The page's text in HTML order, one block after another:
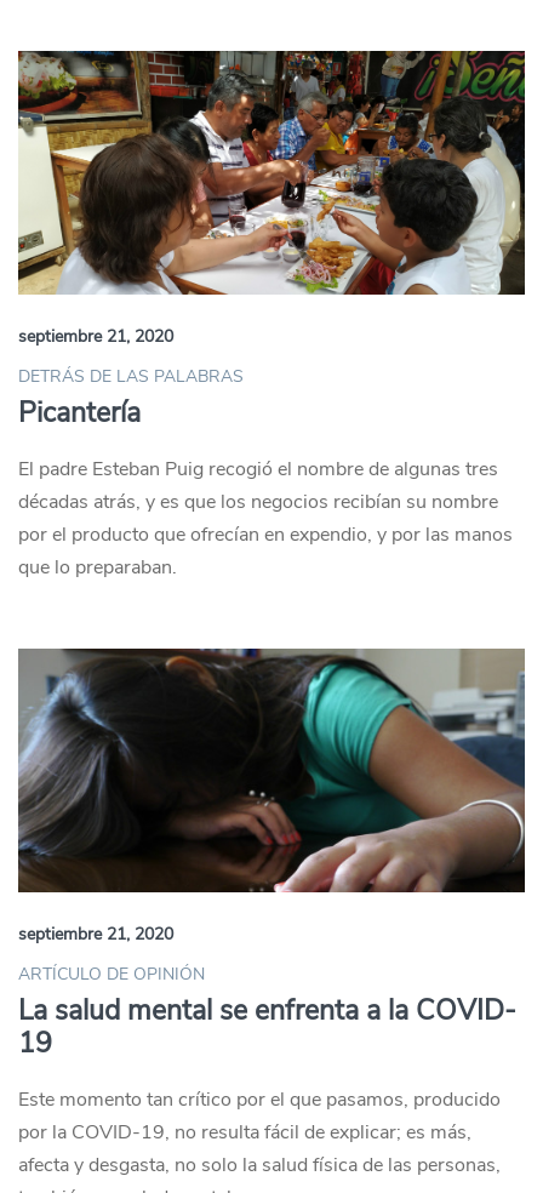
septiembre 21, 2020
DETRÁS DE LAS PALABRAS
Picantería
El padre Esteban Puig recogió el nombre de algunas tres
décadas atrás, y es que los negocios recibían su nombre
por el producto que ofrecían en expendio, y por las manos
que lo preparaban.
septiembre 21, 2020
ARTÍCULO DE OPINIÓN
La salud mental se enfrenta a la COVID-
19
Este momento tan crítico por el que pasamos, producido
por la COVID-19, no resulta fácil de explicar; es más,
afecta y desgasta, no solo la salud física de las personas,